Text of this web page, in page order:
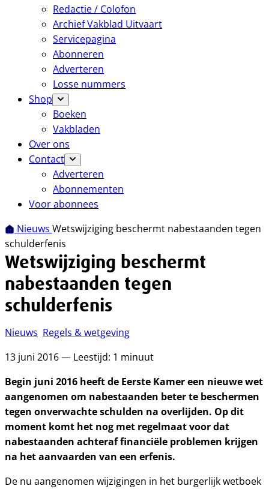
Redactie / Colofon
Archief Vakblad Uitvaart
Servicepagina
Abonneren
Adverteren
Losse nummers
Shop
Boeken
Vakbladen
Over ons
Contact
Adverteren
Abonnementen
Voor abonnees
Nieuws Wetswijziging beschermt nabestaanden tegen
schulderfenis
Wetswijziging beschermt
nabestaanden tegen
schulderfenis
Nieuws Regels & wetgeving
13 juni 2016 — Leestijd: 1 minuut
Begin juni 2016 heeft de Eerste Kamer een nieuwe wet
aangenomen om nabestaanden beter te beschermen
tegen onverwachte schulden na overlijden. Op dit
moment komt het nog met regelmaat voor dat
nabestaanden achteraf financiële problemen krijgen
na het aanvaarden van een erfenis.
De nu aangenomen wijzigingen in het burgerlijk wetboek